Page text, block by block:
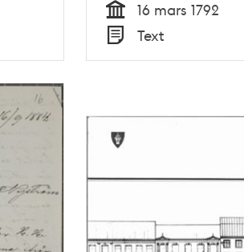
Tid
16 mars 1792
Typ
Text